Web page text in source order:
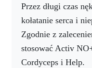
Wspieraj swoje
technologii Micro
Informacje
Parametr
Przez długi czas nękały mnie nagłe ataki serca,
kołatanie serca i
Zgodnie z
stosować Activ
Cordyceps i Help.